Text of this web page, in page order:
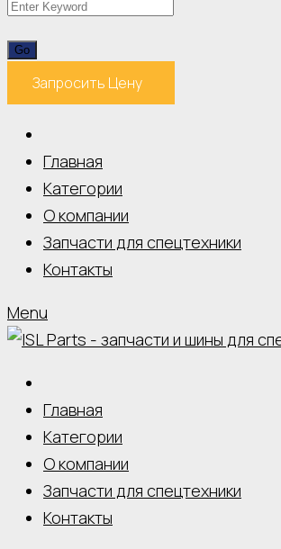
Запросить Цену
Главная
Категории
О компании
Запчасти для спецтехники
Контакты
Menu
Главная
Категории
О компании
Запчасти для спецтехники
Контакты